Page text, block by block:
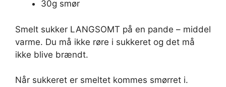
30g smør
Smelt sukker LANGSOMT på en pande – middel
varme. Du må ikke røre i sukkeret og det må
ikke blive brændt.
Når sukkeret er smeltet kommes smørret i.